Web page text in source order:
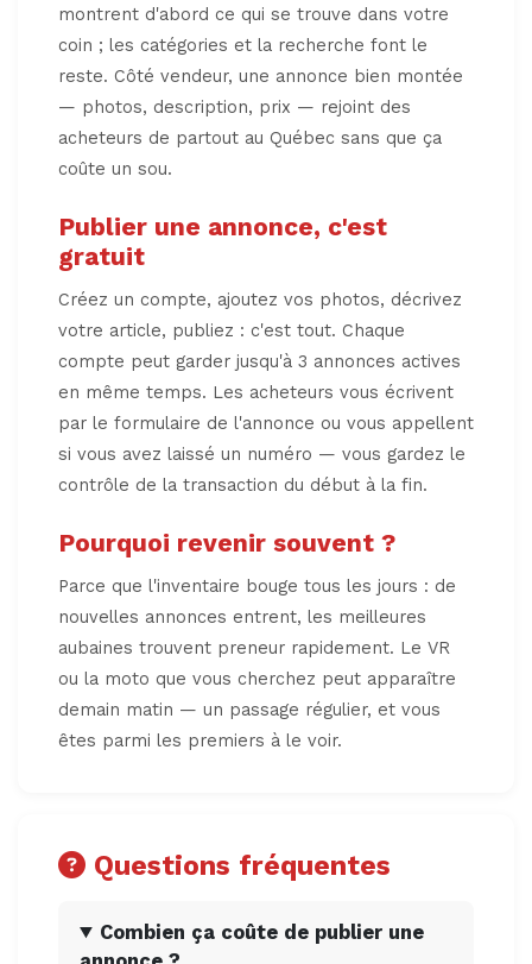
montrent d'abord ce qui se trouve dans votre
coin ; les catégories et la recherche font le
reste. Côté vendeur, une annonce bien montée
— photos, description, prix — rejoint des
acheteurs de partout au Québec sans que ça
coûte un sou.
Publier une annonce, c'est
gratuit
Créez un compte, ajoutez vos photos, décrivez
votre article, publiez : c'est tout. Chaque
compte peut garder jusqu'à 3 annonces actives
en même temps. Les acheteurs vous écrivent
par le formulaire de l'annonce ou vous appellent
si vous avez laissé un numéro — vous gardez le
contrôle de la transaction du début à la fin.
Pourquoi revenir souvent ?
Parce que l'inventaire bouge tous les jours : de
nouvelles annonces entrent, les meilleures
aubaines trouvent preneur rapidement. Le VR
ou la moto que vous cherchez peut apparaître
demain matin — un passage régulier, et vous
êtes parmi les premiers à le voir.
Questions fréquentes
Combien ça coûte de publier une